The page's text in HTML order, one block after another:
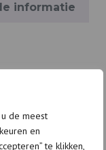
de meest
en
te klikken,
informatie
met een
is Sofi een